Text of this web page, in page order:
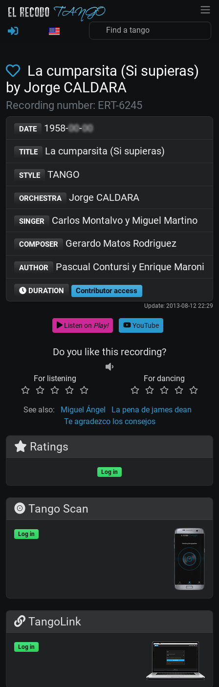
La cumparsita (Si supieras)
by Jorge CALDARA
Recording number: ERT-6245
DATE 1958-00-00
TITLE La cumparsita (Si supieras)
STYLE TANGO
ORCHESTRA Jorge CALDARA
SINGER Carlos Montalvo y Miguel Martino
COMPOSER Gerardo Matos Rodriguez
AUTHOR Pascual Contursi y Enrique Maroni
DURATION Contributor access
Update: 2013-08-12 22:29
Listen on Play! YouTube
Do you like this recording?
For listening For dancing
See also: Miguel Ángel
La pena de james dean
Te agradezco los consejos
Ratings
Log in
Tango Scan
Log in
TangoLink
Log in